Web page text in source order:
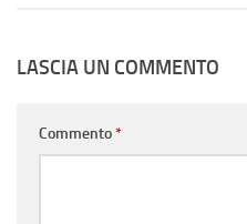
LASCIA UN COMMENTO
Commento*